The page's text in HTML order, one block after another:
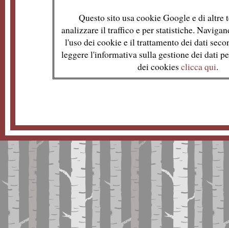
Questo sito usa cookie Google e di altre
analizzare il traffico e per statistiche.
l'uso dei cookie e il trattamento dei dati
leggere l'informativa sulla gestione dei dati
dei cookies clicca qui.